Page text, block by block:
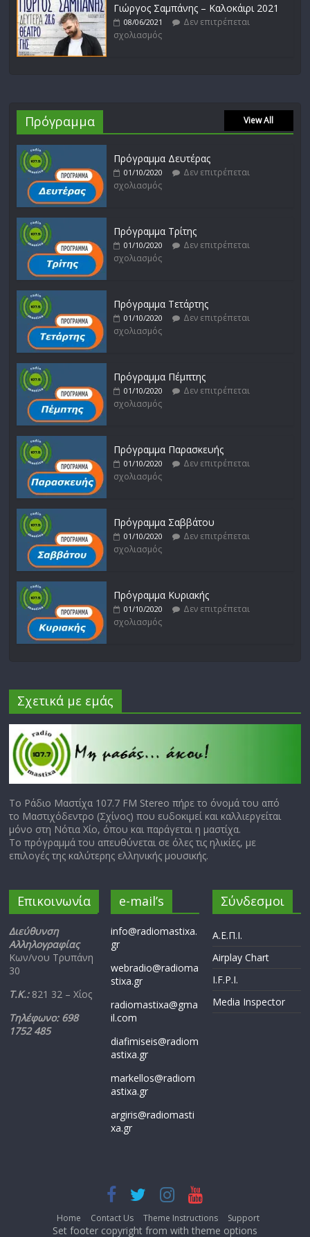
Γιώργος Σαμπάνης – Καλοκάιρι 2021
08/06/2021
Δεν επιτρέπεται
σχολιασμός
Πρόγραμμα View All
Πρόγραμμα Δευτέρας
01/10/2020
Δεν επιτρέπεται
σχολιασμός
Πρόγραμμα Τρίτης
01/10/2020
Δεν επιτρέπεται
σχολιασμός
Πρόγραμμα Τετάρτης
01/10/2020
Δεν επιτρέπεται
σχολιασμός
Πρόγραμμα Πέμπτης
01/10/2020
Δεν επιτρέπεται
σχολιασμός
Πρόγραμμα Παρασκευής
01/10/2020
Δεν επιτρέπεται
σχολιασμός
Πρόγραμμα Σαββάτου
01/10/2020
Δεν επιτρέπεται
σχολιασμός
Πρόγραμμα Κυριακής
01/10/2020
Δεν επιτρέπεται
σχολιασμός
Σχετικά με εμάς
Το Ράδιο Μαστίχα 107.7 FM Stereo πήρε το όνομά του από
το Μαστιχόδεντρο (Σχίνος) που ευδοκιμεί και καλλιεργείται
μόνο στη Νότια Χίο, όπου και παράγεται η μαστίχα.
Το πρόγραμμά του απευθύνεται σε όλες τις ηλικίες, με
επιλογές της καλύτερης ελληνικής μουσικής.
Επικοινωνία
Διεύθυνση
Αλληλογραφίας
Κων/νου Τρυπάνη
30
Τ.Κ.: 821 32 – Χίος
Τηλέφωνο: 698
1752 485
e-mail’s
info@radiomastixa.
gr
webradio@radioma
stixa.gr
radiomastixa@gma
il.com
diafimiseis@radiom
astixa.gr
markellos@radiom
astixa.gr
argiris@radiomasti
xa.gr
Σύνδεσμοι
Α.Ε.Π.Ι.
Airplay Chart
I.F.P.I.
Media Inspector
Home Contact Us Theme Instructions Support
Set footer copyright from with theme options